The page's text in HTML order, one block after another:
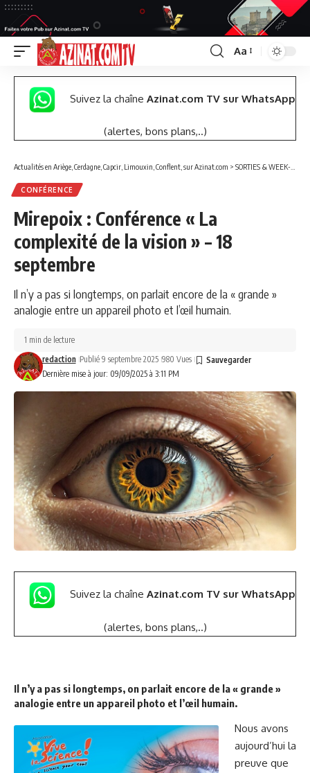
Font
Resizer
Aa
Suivez la chaîne Azinat.com TV sur WhatsApp
(alertes, bons plans,..)
Actualités en Ariège, Cerdagne, Capcir, Limouxin, Conflent, sur Azinat.com > SORTIES & WEEK-END
CONFÉRENCE
Mirepoix : Conférence « La
complexité de la vision » – 18
septembre
Il n’y a pas si longtemps, on parlait encore de la « grande »
analogie entre un appareil photo et l’œil humain.
Dernière mise à jour: 09/09/2025 à 3:11 PM
redaction Publié 9 septembre 2025 980 Vues
1 min de lecture
Suivez la chaîne Azinat.com TV sur WhatsApp
(alertes, bons plans,..)
Il n’y a pas si longtemps, on parlait encore de la « grande »
analogie entre un appareil photo et l’œil humain.
Nous avons
aujourd’hui la
preuve que